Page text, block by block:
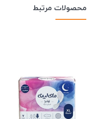
محصولات مرتبط